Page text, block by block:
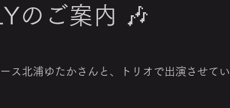
のご案内 🎶
ス北浦ゆたかさんと、トリオで出演させてい